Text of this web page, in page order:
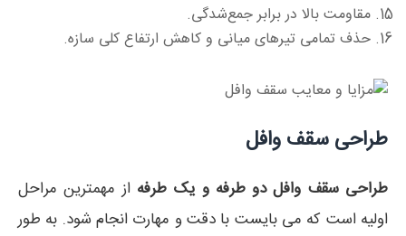
مقاومت بالا در برابر جمع‌شدگی.
حذف تمامی تیرهای میانی و کاهش ارتفاع کلی سازه.
طراحی سقف وافل
طراحی سقف وافل دو طرفه و یک طرفه از مهمترین مراحل
اولیه است که می بایست با دقت و مهارت انجام شود. به طور